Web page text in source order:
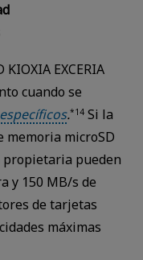
EXCERIA
cuando se
.*14Si la
memoria microSD
propietaria pueden
y 150 MB/s de
de tarjetas
máximas